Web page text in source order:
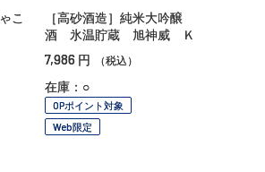
こ
［高砂酒造］純米大吟醸
酒 氷温貯蔵 旭神威 Ｋ
7,986 円 （税込）
在庫：○
OPポイント対象
Web限定